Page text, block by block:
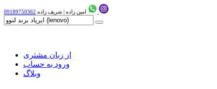
09189750362 امین زاده | شریف زاده
از زبان مشتری
ورود به حساب
وبلاگ